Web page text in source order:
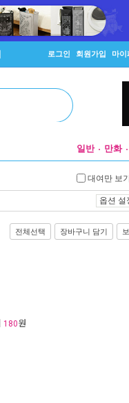
로그인 회원가입 마이
일반 만화
대여만 보기
옵션 설
전체선택 장바구니 담기
180원